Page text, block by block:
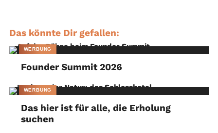
Das könnte Dir gefallen:
WERBUNG
Founder Summit 2026
WERBUNG
Das hier ist für alle, die Erholung
suchen